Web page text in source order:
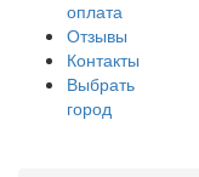
оплата
Отзывы
Контакты
Выбрать
город